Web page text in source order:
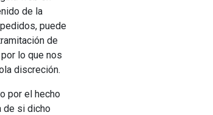
de la
puede
de
lo que nos
discreción.
por el hecho
de si dicho